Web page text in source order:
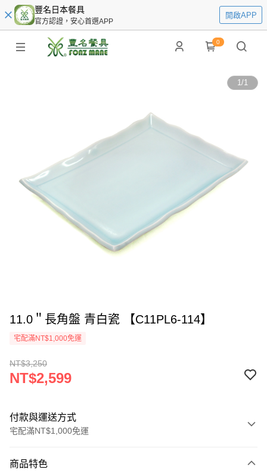
豐名日本餐具
官方認證，安心首選APP
開啟APP
0
1/1
11.0＂長角盤 青白瓷 【C11PL6-114】
宅配滿NT$1,000免運
NT$3,250
NT$2,599
付款與運送方式
宅配滿NT$1,000免運
信用卡一次付款
商品特色